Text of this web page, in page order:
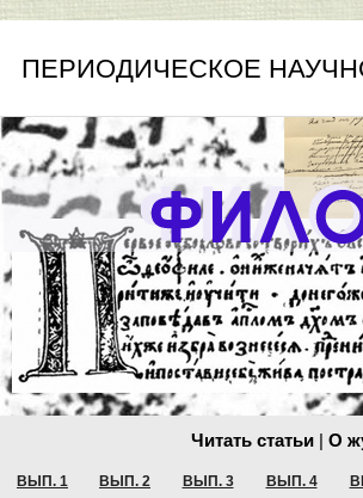
ПЕРИОДИЧЕСКОЕ
Читать статьи | О
ВЫП. 1
ВЫП. 2
ВЫП. 3
ВЫП. 4